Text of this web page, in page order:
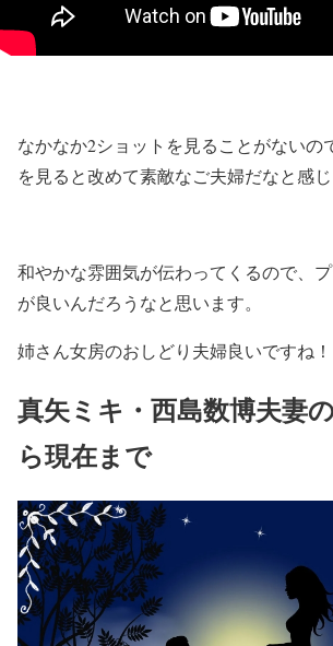
なかなか2ショットを見ることがないの
を見ると改めて素敵なご夫婦だなと感じ
和やかな雰囲気が伝わってくるので、
が良いんだろうなと思います。
姉さん女房のおしどり夫婦良いですね！
真矢ミキ・西島数博夫妻
ら現在まで